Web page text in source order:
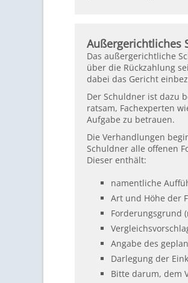
Außergerichtliches
Das außergerichtliche
über die Rückzahlung
dabei das Gericht
Der Schuldner ist dazu
ratsam, Fachexperten
Aufgabe zu betrauen.
Die Verhandlungen
Schuldner alle offenen
Dieser enthält:
namentliche
Art und Höhe der
Forderungsgrund
Angabe des
Darlegung der
Bitte darum, dem